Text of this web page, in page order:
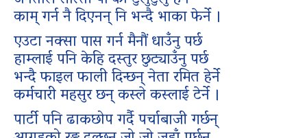
काम् गर्न नै दिएनन् नि भन्दै भाका फेर्ने ।
एउटा नक्सा पास गर्न मैनौं धाउँनु पर्छ
हाम्लाई पनि केहि दस्तुर छुट्याउँनु पर्छ
भन्दै फाइल फाली दिन्छन् नेता रमित हेर्ने
कर्मचारी महसुर छन् कस्ले कस्लाई टेर्ने ।
पार्टी पनि ढाकछोप गर्दै पर्चाबाजी गर्छन्